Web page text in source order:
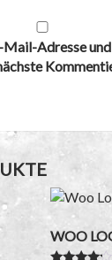
Mail-Adresse
WOO